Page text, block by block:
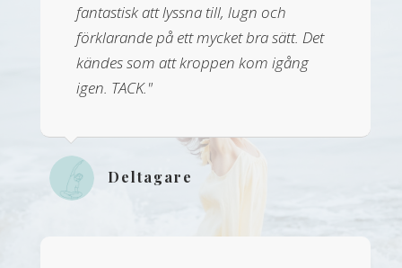
fantastisk att lyssna till, lugn och
förklarande på ett mycket bra sätt. Det
kändes som att kroppen kom igång
igen. TACK."
Deltagare